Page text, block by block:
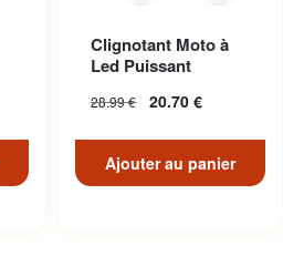
Clignotant Moto à
Led Puissant
28.99€ 20.70 €
Ajouter au panier